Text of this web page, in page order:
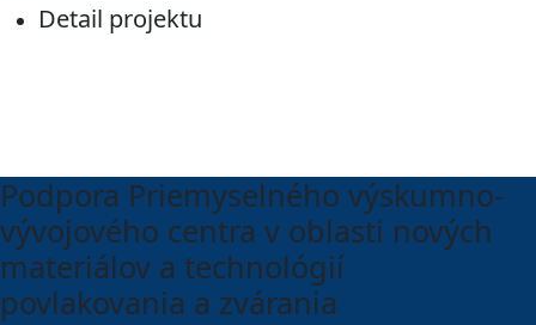
Detail projektu
Podpora Priemyselného výskumno-
vývojového centra v oblasti nových
materiálov a technológií
povlakovania a zvárania